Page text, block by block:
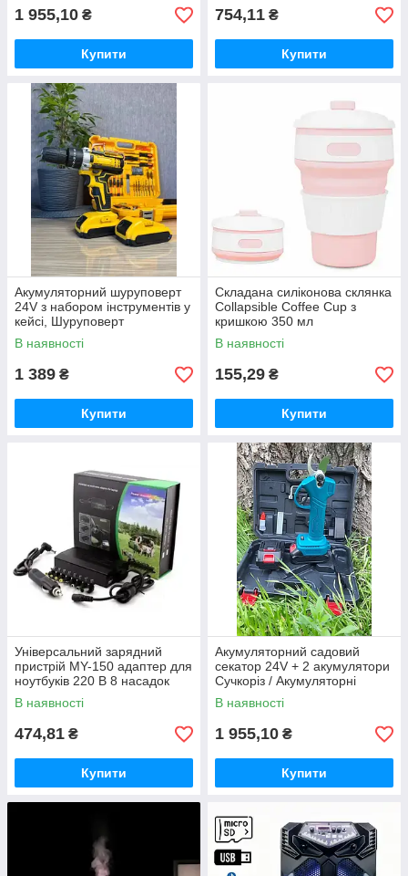
1 955,10 ₴
Купити
754,11 ₴
Купити
Акумуляторний шуруповерт
24V з набором інструментів у
кейсі, Шуруповерт
В наявності
1 389 ₴
Купити
Складана силіконова склянка
Collapsible Coffee Cup з
кришкою 350 мл
В наявності
155,29 ₴
Купити
Універсальний зарядний
пристрій MY-150 адаптер для
ноутбуків 220 В 8 насадок
В наявності
474,81 ₴
Купити
Акумуляторний садовий
секатор 24V + 2 акумулятори
Сучкоріз / Акумуляторні
садові ножиці Crafting tools
В наявності
1 955,10 ₴
Купити